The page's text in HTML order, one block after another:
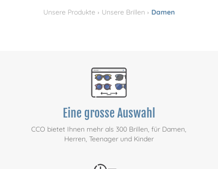
Unsere Produkte › Unsere Brillen › Damen
Eine grosse Auswahl
CCO bietet Ihnen mehr als 300 Brillen, für Damen,
Herren, Teenager und Kinder